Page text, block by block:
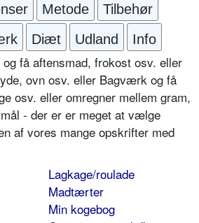
Metode
Tilbehør
Diæt Udland Info
få aftensmad, frokost osv. eller
ovn osv. eller Bagværk og få
osv. eller omregner mellem gram,
- der er er meget at vælge
af vores mange opskrifter med
Lagkage/roulade
Madtærter
Min kogebog